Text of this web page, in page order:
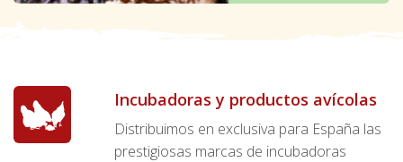
Incubadoras y productos avícolas
Distribuimos en exclusiva para España las
prestigiosas marcas de incubadoras